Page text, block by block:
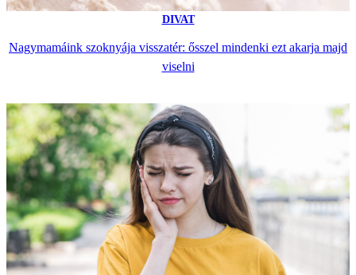
DIVAT
Nagymamáink szoknyája visszatér: ősszel mindenki ezt akarja majd
viselni